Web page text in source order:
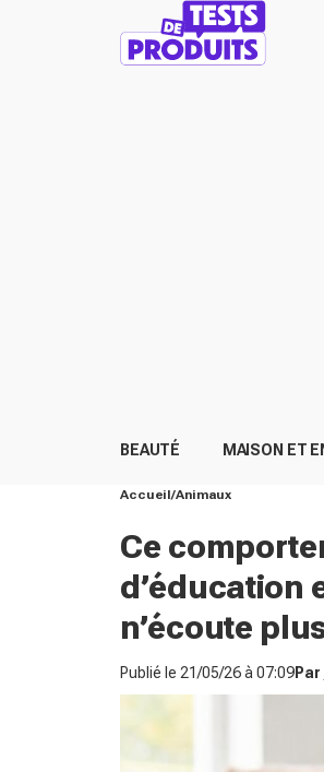
BEAUTÉ MAISON ET
Accueil Animaux
Ce
d’éducation
n’écoute
Publié le 21/05/26 à 07:09Par